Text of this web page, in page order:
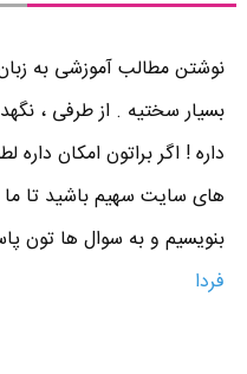
نوشتن مطالب آموزشی به
بسیار سختیه . از طرفی ،
داره ! اگر براتون امکان داره
های سایت سهیم باشید تا ما
بنویسیم و به سوال ها تون
فردا